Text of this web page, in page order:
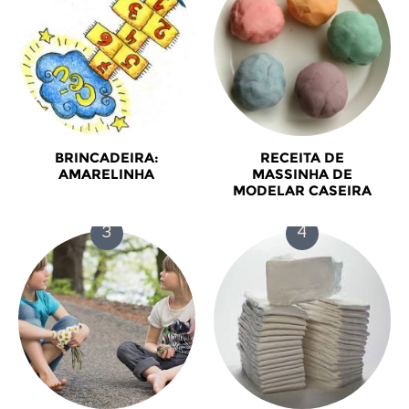
BRINCADEIRA:
AMARELINHA
RECEITA DE
MASSINHA DE
MODELAR CASEIRA